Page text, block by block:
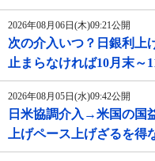
2026年08月06日(木)09:21公開
次の介入いつ？日銀利上
止まらなければ10月末～
2026年08月05日(水)09:42公開
日米協調介入→米国の国
上げペース上げざるを得